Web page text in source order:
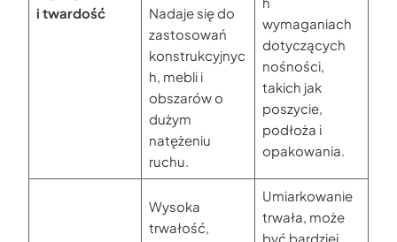
i twardość
Nadaje się do
zastosowań
konstrukcyjnyc
h, mebli i
obszarów o
dużym
natężeniu
ruchu.
wymaganiach
dotyczących
nośności,
takich jak
poszycie,
podłoża i
opakowania.
Wysoka
trwałość,
Umiarkowanie
trwała, może
być bardziej